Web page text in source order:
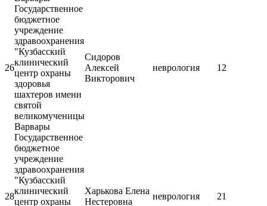
26
Государственное
бюджетное
учреждение
здравоохранения
"Кузбасский
клинический
центр охраны
здоровья
шахтеров имени
святой
великомученицы
Варвары
Сидоров
Алексей
Викторович
неврология 12
28
Государственное
бюджетное
учреждение
здравоохранения
"Кузбасский
клинический
центр охраны
Харькова Елена
Нестеровна
неврология 21